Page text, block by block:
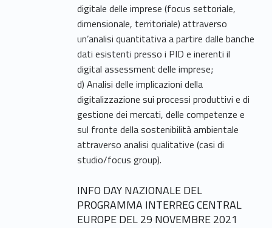
digitale delle imprese (focus settoriale,
dimensionale, territoriale) attraverso
un’analisi quantitativa a partire dalle banche
dati esistenti presso i PID e inerenti il
digital assessment delle imprese;
d) Analisi delle implicazioni della
digitalizzazione sui processi produttivi e di
gestione dei mercati, delle competenze e
sul fronte della sostenibilità ambientale
attraverso analisi qualitative (casi di
studio/focus group).
INFO DAY NAZIONALE DEL
PROGRAMMA INTERREG CENTRAL
EUROPE DEL 29 NOVEMBRE 2021